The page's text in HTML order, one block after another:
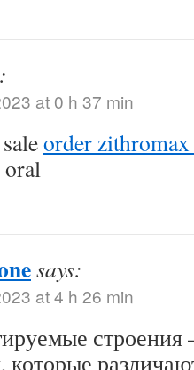
at 0 h 37 min
order
says:
at 4 h 26 min
строения
которые